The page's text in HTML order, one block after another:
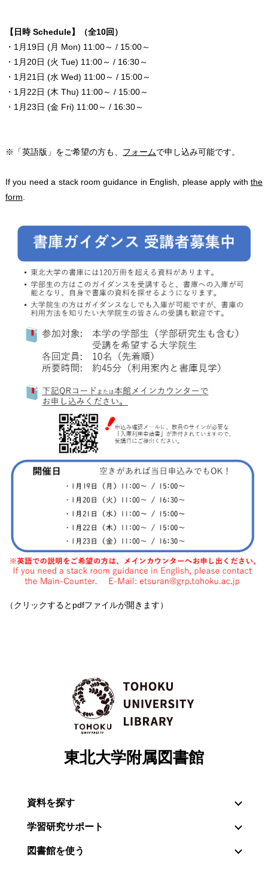
【日時 Schedule】（全10回）
・1月19日 (月 Mon) 11:00～ / 15:00～
・1月20日 (火 Tue) 11:00～ / 16:30～
・1月21日 (水 Wed) 11:00～ / 15:00～
・1月22日 (木 Thu) 11:00～ / 15:00～
・1月23日 (金 Fri) 11:00～ / 16:30～
※「英語版」をご希望の方も、 フォームで申し込み可能です。
If you need a stack room guidance in English, please apply withthe
form.
（クリックするとpdfファイルが開きます）
東北大学附属図書館
資料を探す
学習研究サポート
図書館を使う